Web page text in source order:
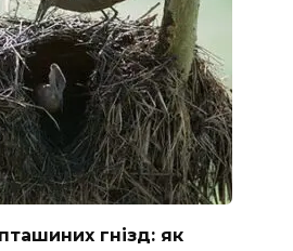
гнізд: як